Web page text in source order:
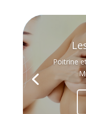
Poitrine